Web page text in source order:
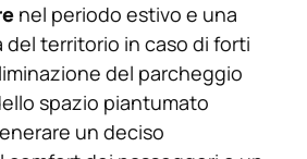
nel periodo estivo e una
del territorio in caso di forti
del parcheggio
spazio piantumato
un deciso